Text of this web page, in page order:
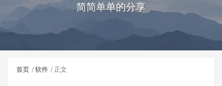
简简单单的分享
首页 软件 正文